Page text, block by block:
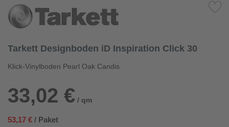
Tarkett Designboden iD Inspiration Click 30
Klick-Vinylboden Pearl Oak Candis
33,02 € / qm
53,17 € / Paket